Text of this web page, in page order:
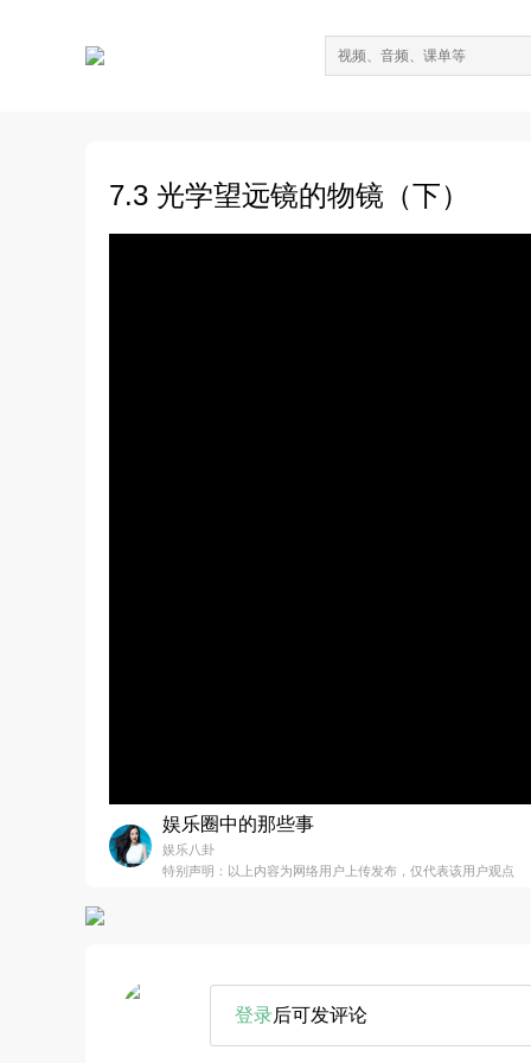
7.3 光学望远镜的物镜（下）
娱乐圈中的那些事
娱乐八卦
特别声明：以上内容为网络用户上传发布，仅代表该用户观点
登录后可发评论